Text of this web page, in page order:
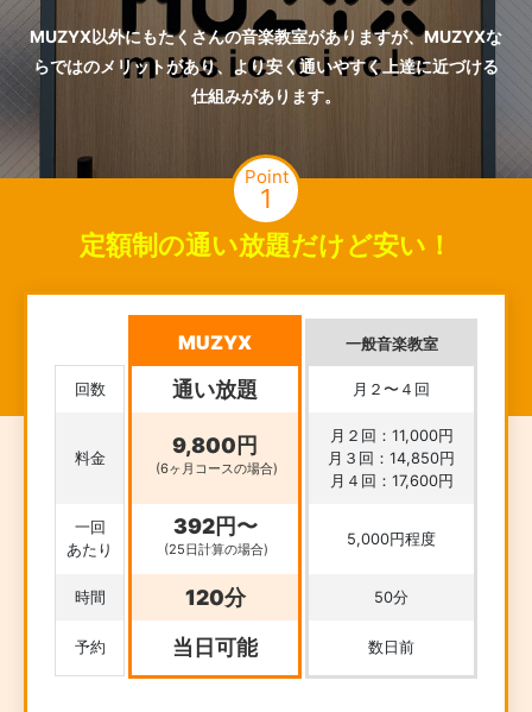
MUZYX以外にもたくさんの音楽教室がありますが、MUZYXな
らではのメリットがあり、より安く通いやすく上達に近づける
仕組みがあります。
Point
1
定額制の通い放題だけど安い！
MUZYX 一般音楽教室
回数 通い放題 月２〜４回
料金
9,800円
(6ヶ月コースの場合)
月２回：11,000円
月３回：14,850円
月４回：17,600円
一回
あたり
392円〜
(25日計算の場合)
5,000円程度
時間 120分 50分
予約 当日可能 数日前